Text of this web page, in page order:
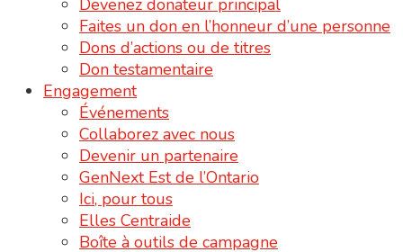
Devenez donateur principal
Faites un don en l’honneur d’une personne
Dons d’actions ou de titres
Don testamentaire
Engagement
Événements
Collaborez avec nous
Devenir un partenaire
GenNext Est de l’Ontario
Ici, pour tous
Elles Centraide
Boîte à outils de campagne